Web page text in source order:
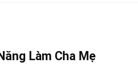
Làm Cha Mẹ